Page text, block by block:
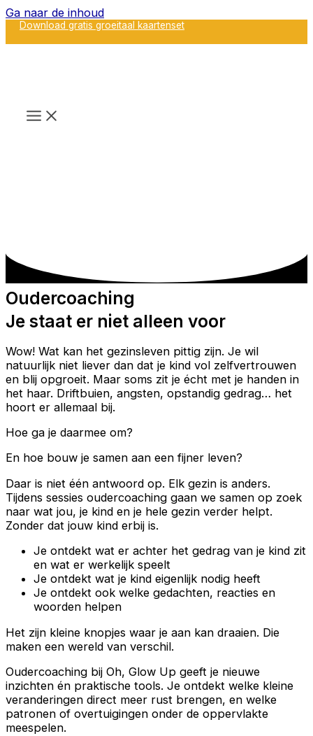
Ga naar de inhoud
Download gratis groeitaal kaartenset
Oudercoaching
Je staat er niet alleen voor
Wow! Wat kan het gezinsleven pittig zijn. Je wil
natuurlijk niet liever dan dat je kind vol zelfvertrouwen
en blij opgroeit. Maar soms zit je écht met je handen in
het haar. Driftbuien, angsten, opstandig gedrag… het
hoort er allemaal bij.
Hoe ga je daarmee om?
En hoe bouw je samen aan een fijner leven?
Daar is niet één antwoord op. Elk gezin is anders.
Tijdens sessies oudercoaching gaan we samen op zoek
naar wat jou, je kind en je hele gezin verder helpt.
Zonder dat jouw kind erbij is.
Je ontdekt wat er achter het gedrag van je kind zit
en wat er werkelijk speelt
Je ontdekt wat je kind eigenlijk nodig heeft
Je ontdekt ook welke gedachten, reacties en
woorden helpen
Het zijn kleine knopjes waar je aan kan draaien. Die
maken een wereld van verschil.
Oudercoaching bij Oh, Glow Up geeft je nieuwe
inzichten én praktische tools. Je ontdekt welke kleine
veranderingen direct meer rust brengen, en welke
patronen of overtuigingen onder de oppervlakte
meespelen.